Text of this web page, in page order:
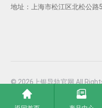
地址：上海市松江区北松公路
© 2026上银导轨官网 All
备案号：沪ICP备2021033540